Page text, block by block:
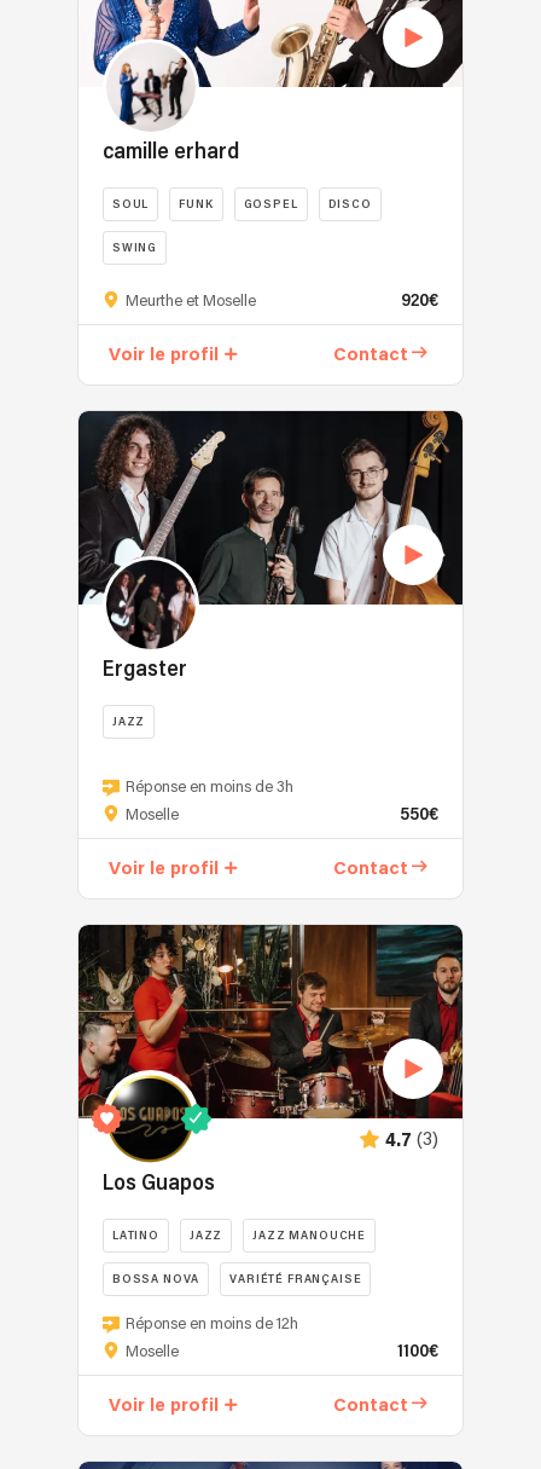
camille erhard
SOUL FUNK GOSPEL DISCO
SWING
Meurthe et Moselle 920€
Voir le profil Contact
Ergaster
JAZZ
Réponse en moins de 3h
Moselle
550€
Voir le profil Contact
4.7 (3)
Los Guapos
LATINO JAZZ JAZZ MANOUCHE
BOSSA NOVA VARIÉTÉ FRANÇAISE
Réponse en moins de 12h
Moselle
1100€
Voir le profil Contact